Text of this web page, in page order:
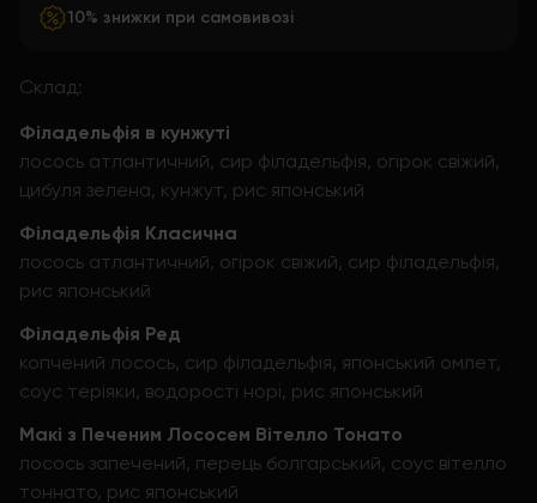
10% знижки при самовивозі
Склад:
Філадельфія в кунжуті
лосось атлантичний, сир філадельфія, огірок свіжий,
цибуля зелена, кунжут, рис японський
Філадельфія Класична
лосось атлантичний, огірок свіжий, сир філадельфія,
рис японський
Філадельфія Ред
копчений лосось, сир філадельфія, японський омлет,
соус теріяки, водорості норі, рис японський
Макі з Печеним Лососем Вітелло Тонато
лосось запечений, перець болгарський, соус вітелло
тоннато, рис японський